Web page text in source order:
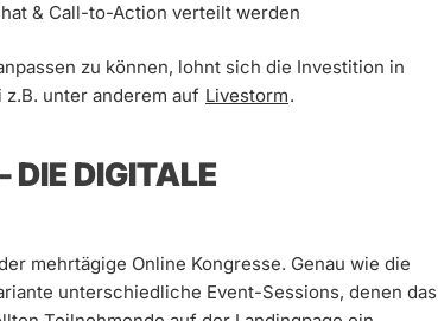
& Call-to-Action verteilt werden
zu können, lohnt sich die Investition in
unter anderem auf Livestorm.
DIE DIGITALE
mehrtägige Online Kongresse. Genau wie die
unterschiedliche Event-Sessions, denen das